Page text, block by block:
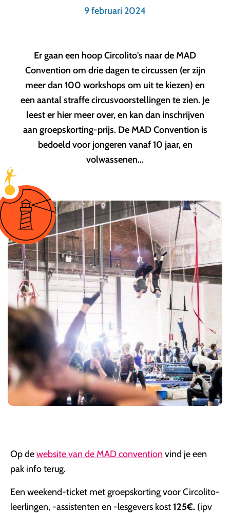
9 februari 2024
Er gaan een hoop Circolito's naar de MAD
Convention om drie dagen te circussen (er zijn
meer dan 100 workshops om uit te kiezen) en
een aantal straffe circusvoorstellingen te zien. Je
leest er hier meer over, en kan dan inschrijven
aan groepskorting-prijs. De MAD Convention is
bedoeld voor jongeren vanaf 10 jaar, en
volwassenen...
Op dewebsite van de MAD convention vind je een
pak info terug.
Een weekend-ticket met groepskorting voor Circolito-
leerlingen, -assistenten en -lesgevers kost125€. (ipv